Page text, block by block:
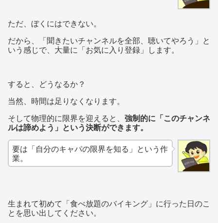
ただ、ぼくにはできない。
だから、「聞きたいチャンネルを全部、聴いてやろう」と
いう感じで、大量に「お気に入り登録」します。
すると、どうなるか？
当然、時間は足りなくなります。
そして物理的に限界を迎えると、 強制的に「このチャンネ
ルは諦めよう」という決断ができます。
要は「自分のキャパの限界を知る」という作
業。
生まれて初めて「食べ放題のバイキング」に行った日のこ
とを思い出してください。